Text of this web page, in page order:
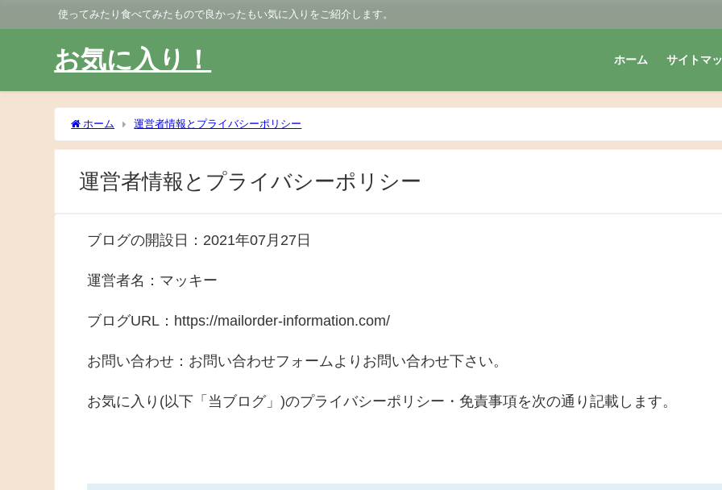
使ってみたり食べてみたもので良かったもい気に入りをご紹介します。
お気に入り！ ホーム サイトマ
ホーム 運営者情報とプライバシーポリシー
運営者情報とプライバシーポリシー
ブログの開設日： 2021年07月27日
運営者名： マッキー
ブログURL：https://mailorder-information.com/
お問い合わせ：お問い合わせフォームよりお問い合わせ下さい。
お気に入り(以下「当ブログ」)のプライバシーポリシー・免責事項を次の通り記載します。